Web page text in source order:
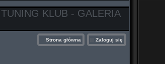
KLUB - GALERIA
Strona główna Zaloguj się